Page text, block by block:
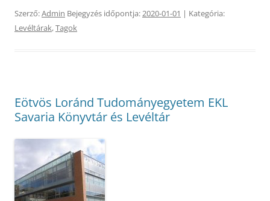
Szerző:Admin Bejegyzés időpontja:2020-01-01 | Kategória:
Levéltárak,Tagok
Eötvös Loránd Tudományegyetem EKL
Savaria Könyvtár és Levéltár